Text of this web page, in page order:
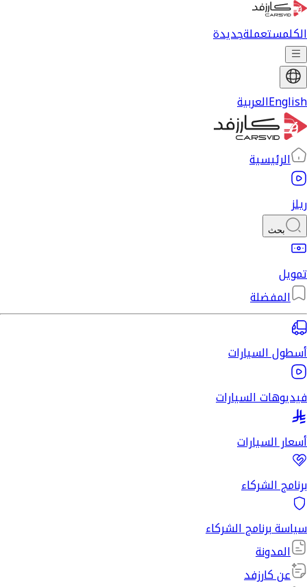
الكلمستعملةجديدة
Englishالعربية
الرئيسية
ريلز
بحث
تمويل
المفضلة
أسطول السيارات
فيديوهات السيارات
أسعار السيارات
برنامج الشركاء
سياسة برنامج الشركاء
المدونة
عن كارزفد